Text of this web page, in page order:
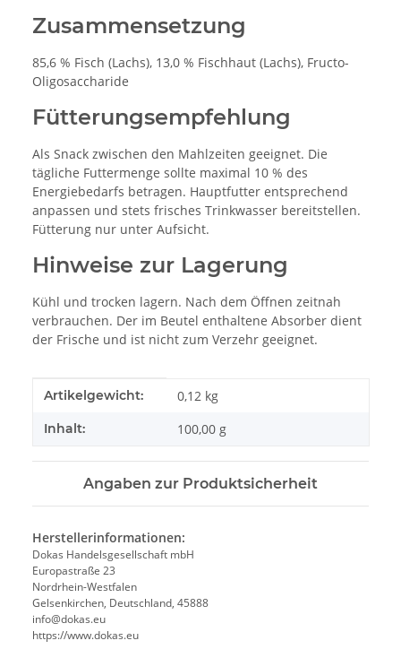
Zusammensetzung
85,6 % Fisch (Lachs), 13,0 % Fischhaut (Lachs), Fructo-
Oligosaccharide
Fütterungsempfehlung
Als Snack zwischen den Mahlzeiten geeignet. Die
tägliche Futtermenge sollte maximal 10 % des
Energiebedarfs betragen. Hauptfutter entsprechend
anpassen und stets frisches Trinkwasser bereitstellen.
Fütterung nur unter Aufsicht.
Hinweise zur Lagerung
Kühl und trocken lagern. Nach dem Öffnen zeitnah
verbrauchen. Der im Beutel enthaltene Absorber dient
der Frische und ist nicht zum Verzehr geeignet.
Produkteigenschaft
Wert
Artikelgewicht: 0,12 kg
Inhalt: 100,00 g
Angaben zur Produktsicherheit
Herstellerinformationen:
Dokas Handelsgesellschaft mbH
Europastraße 23
Nordrhein-Westfalen
Gelsenkirchen, Deutschland, 45888
info@dokas.eu
https://www.dokas.eu